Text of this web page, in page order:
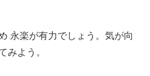
永楽が有力でしょう。気が向
みよう。